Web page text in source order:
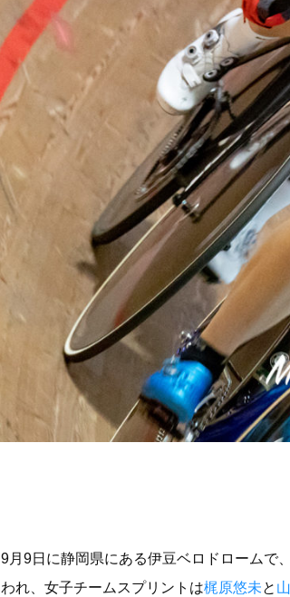
9月9日に静岡県にある伊豆ベロドロームで
われ、女子チームスプリントは梶原悠未と